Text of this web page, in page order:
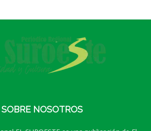
SOBRE NOSOTROS